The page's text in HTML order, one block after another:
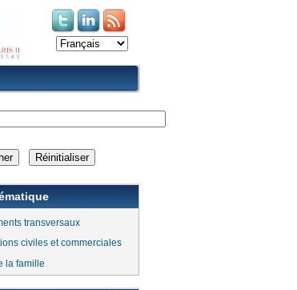
(le lien est externe)
(le lien est externe)
transversaux
civiles et commerciales
la famille